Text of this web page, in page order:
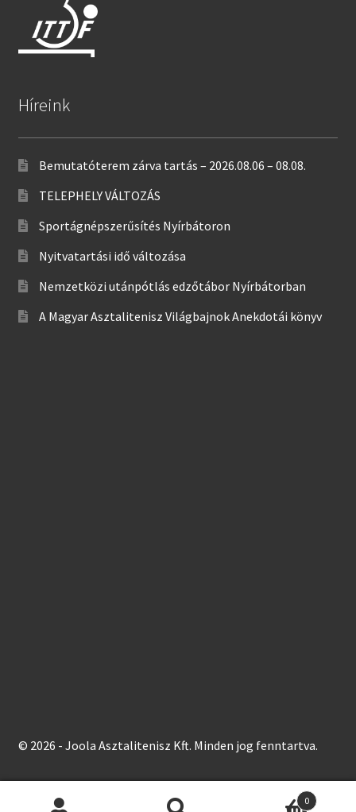
Híreink
Bemutatóterem zárva tartás – 2026.08.06 – 08.08.
TELEPHELY VÁLTOZÁS
Sportágnépszerűsítés Nyírbátoron
Nyitvatartási idő változása
Nemzetközi utánpótlás edzőtábor Nyírbátorban
A Magyar Asztalitenisz Világbajnok Anekdotái könyv
© 2026 - Joola Asztalitenisz Kft. Minden jog fenntartva.
0